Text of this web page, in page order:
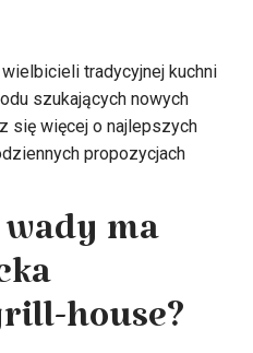
tradycyjnej kuchni
szukających nowych
się więcej o najlepszych
propozycjach
ma
house?